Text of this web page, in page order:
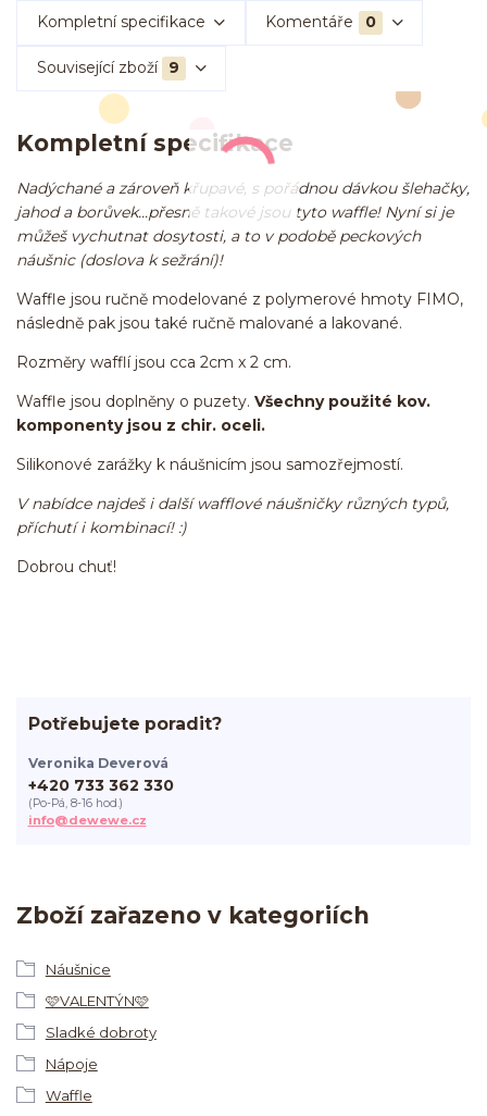
Kompletní specifikace Komentáře 0
Související zboží 9
Kompletní specifikace
Nadýchané a zároveň křupavé, s pořádnou dávkou šlehačky,
jahod a borůvek...přesně takové jsou tyto waffle! Nyní si je
můžeš vychutnat dosytosti, a to v podobě peckových
náušnic (doslova k sežrání)!
Waffle jsou ručně modelované z polymerové hmoty FIMO,
následně pak jsou také ručně malované a lakované.
Rozměry wafflí jsou cca 2cm x 2 cm.
Waffle jsou doplněny o puzety. Všechny použité kov.
komponenty jsou z chir. oceli.
Silikonové zarážky k náušnicím jsou samozřejmostí.
V nabídce najdeš i další wafflové náušničky různých typů,
příchutí i kombinací! :)
Dobrou chuť!
Zboží zařazeno v kategoriích
Náušnice
🩷VALENTÝN🩷
Sladké dobroty
Nápoje
Waffle
Potřebujete poradit?
Veronika Deverová
+420 733 362 330
(Po-Pá, 8-16 hod.)
info@dewewe.cz